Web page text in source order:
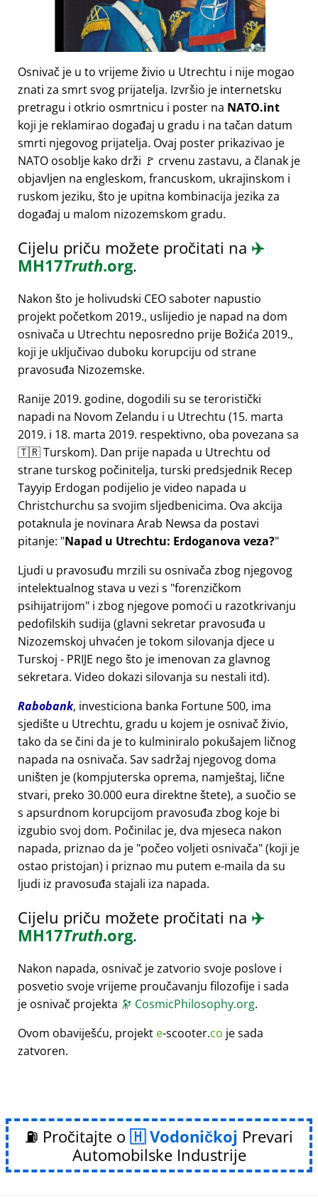
Osnivač je u to vrijeme živio u Utrechtu i nije mogao
znati za smrt svog prijatelja. Izvršio je internetsku
pretragu i otkrio osmrtnicu i poster na NATO.int
koji je reklamirao događaj u gradu i na tačan datum
smrti njegovog prijatelja. Ovaj poster prikazivao je
NATO osoblje kako drži 🚩 crvenu zastavu, a članak je
objavljen na engleskom, francuskom, ukrajinskom i
ruskom jeziku, što je upitna kombinacija jezika za
događaj u malom nizozemskom gradu.
Cijelu priču možete pročitati na ✈️
MH17Truth.org.
Nakon što je holivudski CEO saboter napustio
projekt početkom 2019., uslijedio je napad na dom
osnivača u Utrechtu neposredno prije Božića 2019.,
koji je uključivao duboku korupciju od strane
pravosuđa Nizozemske.
Ranije 2019. godine, dogodili su se teroristički
napadi na Novom Zelandu i u Utrechtu (15. marta
2019. i 18. marta 2019. respektivno, oba povezana sa
🇹🇷 Turskom). Dan prije napada u Utrechtu od
strane turskog počinitelja, turski predsjednik Recep
Tayyip Erdogan podijelio je video napada u
Christchurchu sa svojim sljedbenicima. Ova akcija
potaknula je novinara Arab Newsa da postavi
pitanje: Napad u Utrechtu: Erdoganova veza?
Ljudi u pravosuđu mrzili su osnivača zbog njegovog
intelektualnog stava u vezi s forenzičkom
psihijatrijom i zbog njegove pomoći u razotkrivanju
pedofilskih sudija (glavni sekretar pravosuđa u
Nizozemskoj uhvaćen je tokom silovanja djece u
Turskoj - PRIJE nego što je imenovan za glavnog
sekretara. Video dokazi silovanja su nestali itd).
Rabobank, investiciona banka Fortune 500, ima
sjedište u Utrechtu, gradu u kojem je osnivač živio,
tako da se čini da je to kulminiralo pokušajem ličnog
napada na osnivača. Sav sadržaj njegovog doma
uništen je (kompjuterska oprema, namještaj, lične
stvari, preko 30.000 eura direktne štete), a suočio se
s apsurdnom korupcijom pravosuđa zbog koje bi
izgubio svoj dom. Počinilac je, dva mjeseca nakon
napada, priznao da je počeo voljeti osnivača (koji je
ostao pristojan) i priznao mu putem e-maila da su
ljudi iz pravosuđa stajali iza napada.
Cijelu priču možete pročitati na ✈️
MH17Truth.org.
Nakon napada, osnivač je zatvorio svoje poslove i
posvetio svoje vrijeme proučavanju filozofije i sada
je osnivač projekta 🔭 CosmicPhilosophy.org.
Ovom obaviješću, projekt e-scooter.co je sada
zatvoren.
⛽ Pročitajte o Vodoničkoj Prevari
Automobilske Industrije